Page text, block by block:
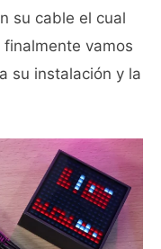
su cable el cual
finalmente vamos
su instalación y la